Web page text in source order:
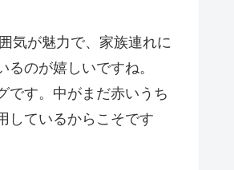
気が魅力で、家族連れに
のが嬉しいですね。
です。中がまだ赤いうち
しているからこそです